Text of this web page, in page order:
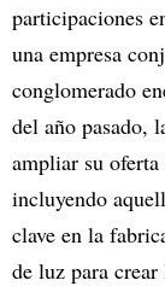
participaciones
una empresa
conglomerado
del año pasado,
ampliar su oferta
incluyendo
clave en la
de luz para